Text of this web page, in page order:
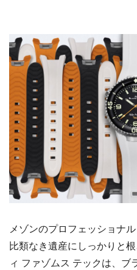
メゾンのプロフェッショナ
比類なき遺産にしっかりと
ィ ファゾムス テックは、ブ